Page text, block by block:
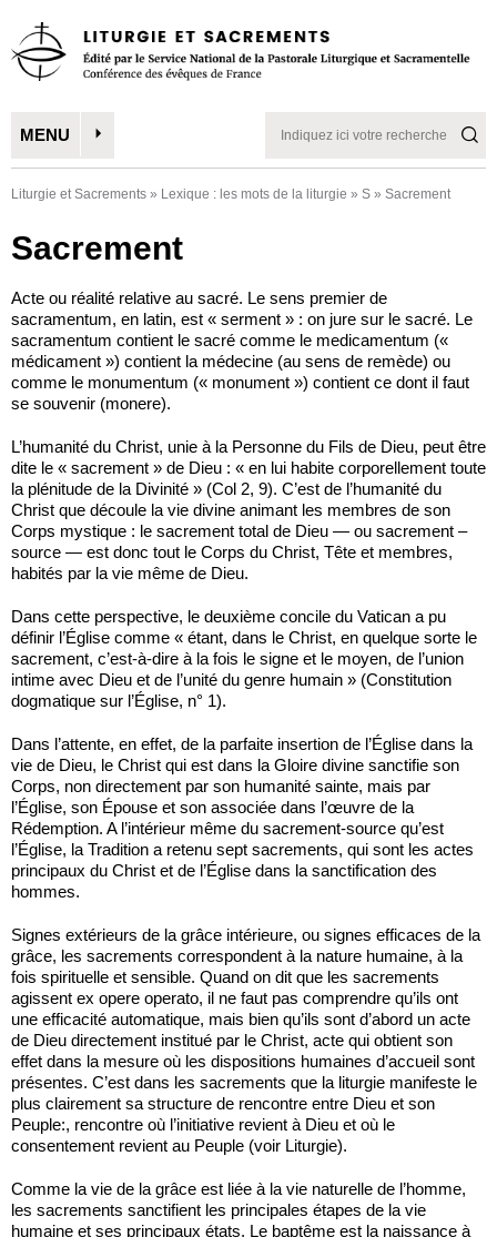
MENU
Liturgie et Sacrements » Lexique : les mots de la liturgie » S » Sacrement
Sacrement
Acte ou réalité relative au sacré. Le sens premier de
sacramentum, en latin, est « serment » : on jure sur le sacré. Le
sacramentum contient le sacré comme le medicamentum («
médicament ») contient la médecine (au sens de remède) ou
comme le monumentum (« monument ») contient ce dont il faut
se souvenir (monere).
L’humanité du Christ, unie à la Personne du Fils de Dieu, peut être
dite le « sacrement » de Dieu : « en lui habite corporellement toute
la plénitude de la Divinité » (Col 2, 9). C’est de l’humanité du
Christ que découle la vie divine animant les membres de son
Corps mystique : le sacrement total de Dieu — ou sacrement –
source — est donc tout le Corps du Christ, Tête et membres,
habités par la vie même de Dieu.
Dans cette perspective, le deuxième concile du Vatican a pu
définir l’Église comme « étant, dans le Christ, en quelque sorte le
sacrement, c’est-à-dire à la fois le signe et le moyen, de l’union
intime avec Dieu et de l’unité du genre humain » (Constitution
dogmatique sur l’Église, n° 1).
Dans l’attente, en effet, de la parfaite insertion de l’Église dans la
vie de Dieu, le Christ qui est dans la Gloire divine sanctifie son
Corps, non directement par son humanité sainte, mais par
l’Église, son Épouse et son asso­ciée dans l’œuvre de la
Rédemption. A l’intérieur même du sacre­ment-source qu’est
l’Église, la Tradition a retenu sept sacrements, qui sont les actes
principaux du Christ et de l’Église dans la sanc­tification des
hommes.
Signes extérieurs de la grâce intérieure, ou signes efficaces de la
grâce, les sacrements correspondent à la nature humaine, à la
fois spirituelle et sensible. Quand on dit que les sacrements
agissent ex opere operato, il ne faut pas comprendre qu’ils ont
une efficacité automatique, mais bien qu’ils sont d’abord un acte
de Dieu direc­tement institué par le Christ, acte qui obtient son
effet dans la mesure où les dispositions humaines d’accueil sont
présentes. C’est dans les sacrements que la liturgie manifeste le
plus clairement sa structure de rencontre entre Dieu et son
Peuple:, rencontre où l’initiative revient à Dieu et où le
consentement revient au Peuple (voir Litur­gie).
Comme la vie de la grâce est liée à la vie naturelle de l’homme,
les sacrements sanctifient les principales étapes de la vie
humaine et ses principaux états. Le baptême est la naissance à